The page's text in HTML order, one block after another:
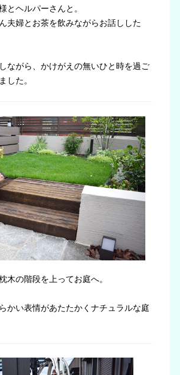
とヘルパーさんと。
夫婦とお茶を飲みながらお話しした
ながら、かけがえの無いひと時を過ご
した。
木の階段を上ってお庭へ。
かい表情があたたかくナチュラルな庭